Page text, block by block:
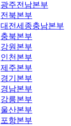
광주전남본부
전북본부
대전세종충남본부
충북본부
강원본부
인천본부
제주본부
경기본부
경남본부
강릉본부
울산본부
포항본부